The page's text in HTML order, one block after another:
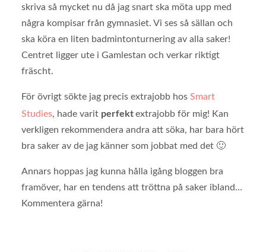
skriva så mycket nu då jag snart ska möta upp med
några kompisar från gymnasiet. Vi ses så sällan och
ska köra en liten badmintonturnering av alla saker!
Centret ligger ute i Gamlestan och verkar riktigt
fräscht.
För övrigt sökte jag precis extrajobb hos Smart
Studies, hade varit perfektextrajobb för mig! Kan
verkligen rekommendera andra att söka, har bara hört
bra saker av de jag känner som jobbat med det 🙂
Annars hoppas jag kunna hålla igång bloggen bra
framöver, har en tendens att tröttna på saker ibland…
Kommentera gärna!